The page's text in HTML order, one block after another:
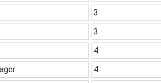
3
3
4
4